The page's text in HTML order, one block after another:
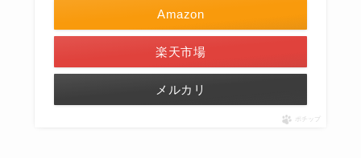
Amazon
楽天市場
メルカリ
ポチップ